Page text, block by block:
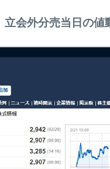
会外分売当日の値